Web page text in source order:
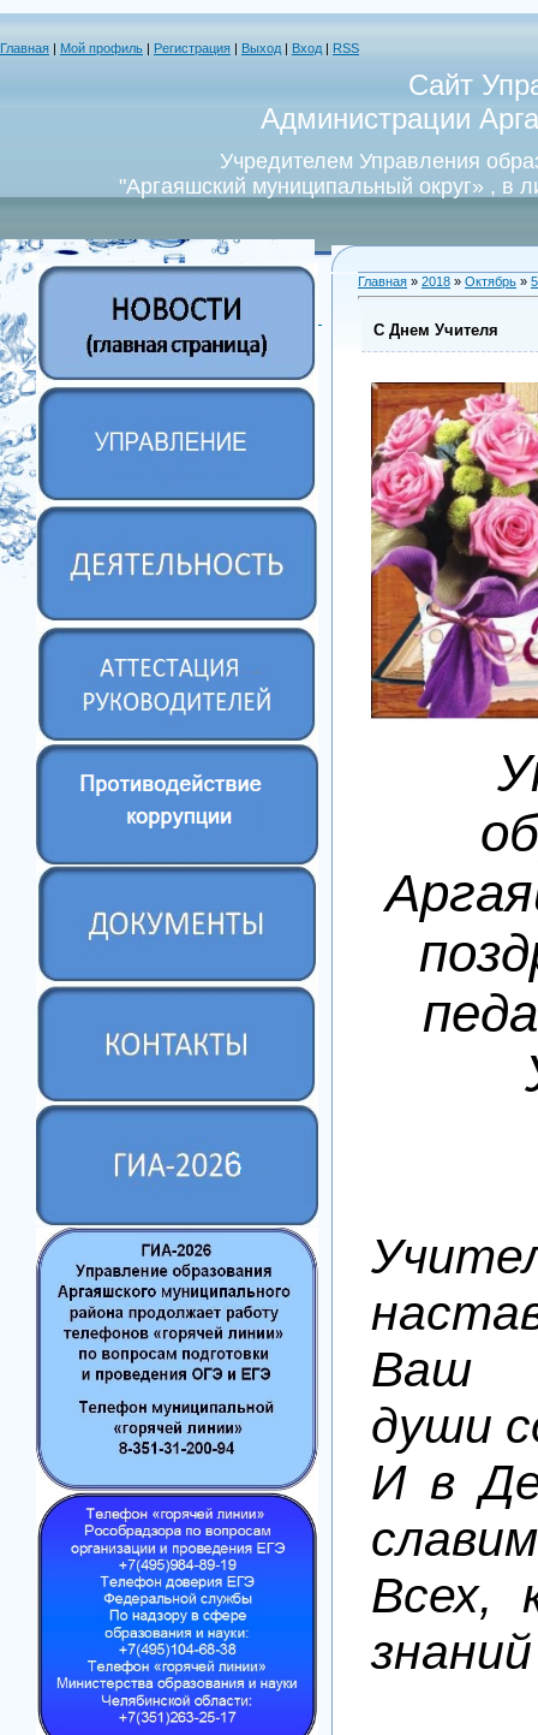
Главная Мой профиль Регистрация Выход Вход RSS
Сайт
Администрации
Учредителем Управления
"Аргаяшский муниципальный округ» , в
Главная » 2018 » Октябрь » 5
С Днем Учителя
Ваш
души
И в
славим
Всех,